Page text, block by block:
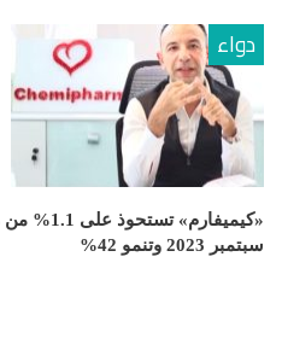
دواء
سبتمبر 2023 وتنمو 42%